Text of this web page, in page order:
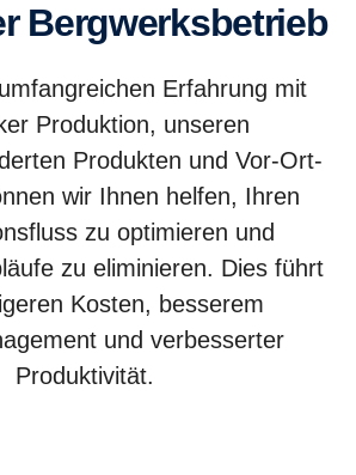
Bergwerksbetrieb
Erfahrung mit
Produktion, unseren
Produkten und Vor-Ort-
wir Ihnen helfen, Ihren
zu optimieren und
zu eliminieren. Dies führt
Kosten, besserem
und verbesserter
Produktivität.